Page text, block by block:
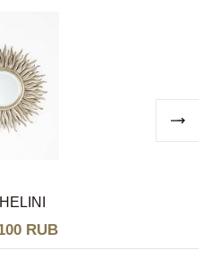
RUB